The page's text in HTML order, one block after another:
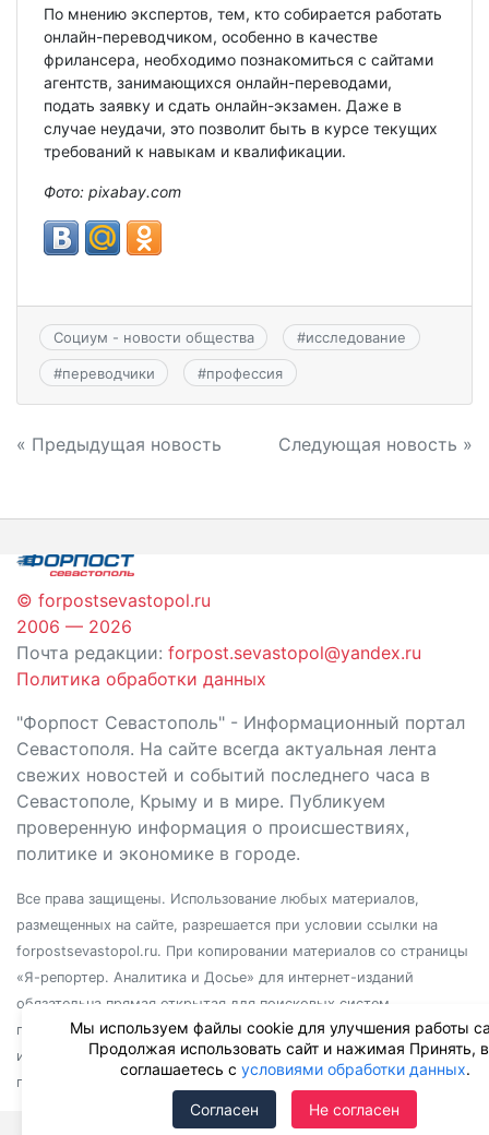
По мнению экспертов, тем, кто собирается работать
онлайн-переводчиком, особенно в качестве
фрилансера, необходимо познакомиться с сайтами
агентств, занимающихся онлайн-переводами,
подать заявку и сдать онлайн-экзамен. Даже в
случае неудачи, это позволит быть в курсе текущих
требований к навыкам и квалификации.
Фото: pixabay.com
Социум - новости общества #исследование
#переводчики #профессия
Навигация
записям
« Предыдущая новость Следующая новость »
© forpostsevastopol.ru
2006 — 2026
Почта редакции: forpost.sevastopol@yandex.ru
Политика обработки данных
"Форпост Севастополь" - Информационный портал
Севастополя. На сайте всегда актуальная лента
свежих новостей и событий последнего часа в
Севастополе, Крыму и в мире. Публикуем
проверенную информация о происшествиях,
политике и экономике в городе.
Все права защищены. Использование любых материалов,
размещенных на сайте, разрешается при условии ссылки на
forpostsevastopol.ru. При копировании материалов со страницы
«Я-репортер. Аналитика и Досье» для интернет-изданий
обязательна прямая открытая для поисковых систем
гиперссылка. Независимо от полного или частичного
использования материалов, ссылка должна быть размещена в
подзаголовке или первом абзаце материала.
Мы используем файлы cookie для улучшения работы
Продолжая использовать сайт и нажимая Принять,
соглашаетесь с условиями обработки данных.
Согласен Не согласен